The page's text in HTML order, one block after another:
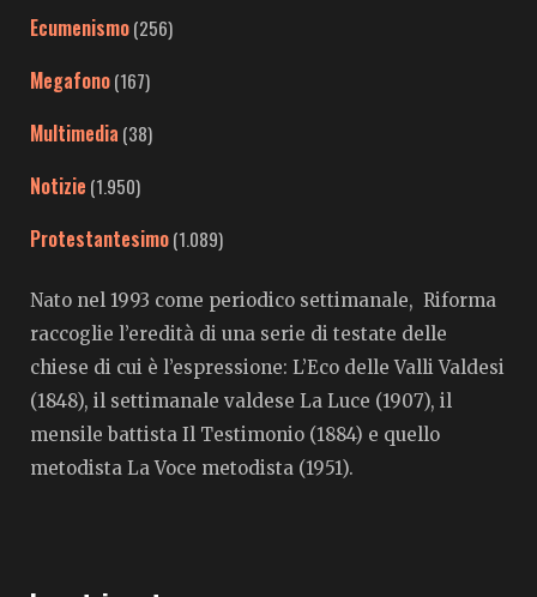
Ecumenismo(256)
Megafono(167)
Multimedia (38)
Notizie (1.950)
Protestantesimo(1.089)
Nato nel 1993 come periodico settimanale, Riforma
raccoglie l’eredità di una serie di testate delle
chiese di cui è l’espressione: L’Eco delle Valli Valdesi
(1848), il settimanale valdese La Luce (1907), il
mensile battista Il Testimonio (1884) e quello
metodista La Voce metodista (1951).